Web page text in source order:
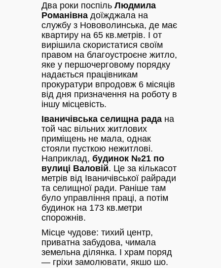
Два роки поспіль Людмила
Романівна доїжджала на
службу з Нововолинська, де має
квартиру на 65 кв.метрів. І от
вирішила скористатися своїм
правом на благоустроєне житло,
яке у першочерговому порядку
надається працівникам
прокуратури впродовж 6 місяців
від дня призначення на роботу в
іншу місцевість.
Іваничівська селищна рада на
той час вільних житлових
приміщень не мала, однак
стояли пусткою нежитлові.
Наприклад, будинок №21 по
вулиці Валовій. Це за кількасот
метрів від Іваничівської райради
та селищної ради. Раніше там
було управління праці, а потім
будинок на 173 кв.метри
спорожнів.
Місце чудове: тихий центр,
приватна забудова, чимала
земельна ділянка. І храм поряд
— гріхи замолювати, якшо шо.